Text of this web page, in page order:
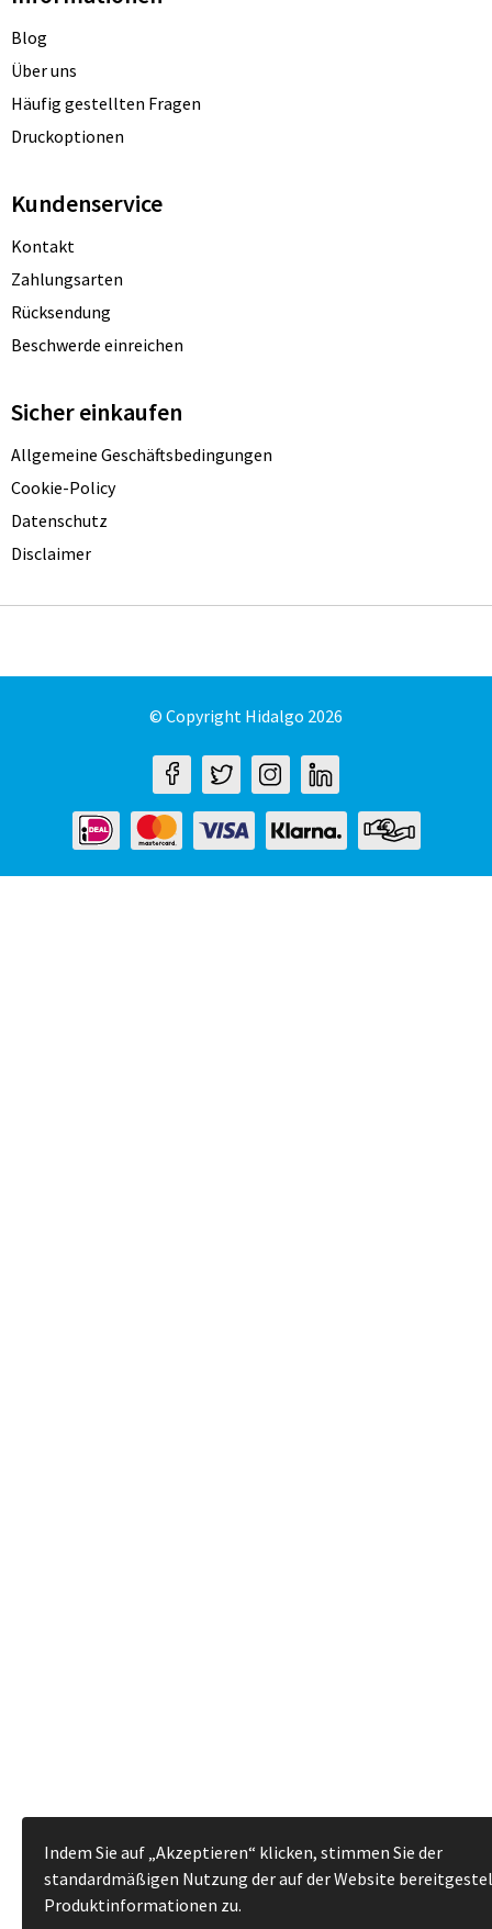
Blog
Über uns
Häufig gestellten Fragen
Druckoptionen
Kundenservice
Kontakt
Zahlungsarten
Rücksendung
Beschwerde einreichen
Sicher einkaufen
Allgemeine Geschäftsbedingungen
Cookie-Policy
Datenschutz
Disclaimer
© Copyright Hidalgo 2026
Indem Sie auf „Akzeptieren“ klicken, stimmen Sie der
standardmäßigen Nutzung der auf der Website
Produktinformationen zu.